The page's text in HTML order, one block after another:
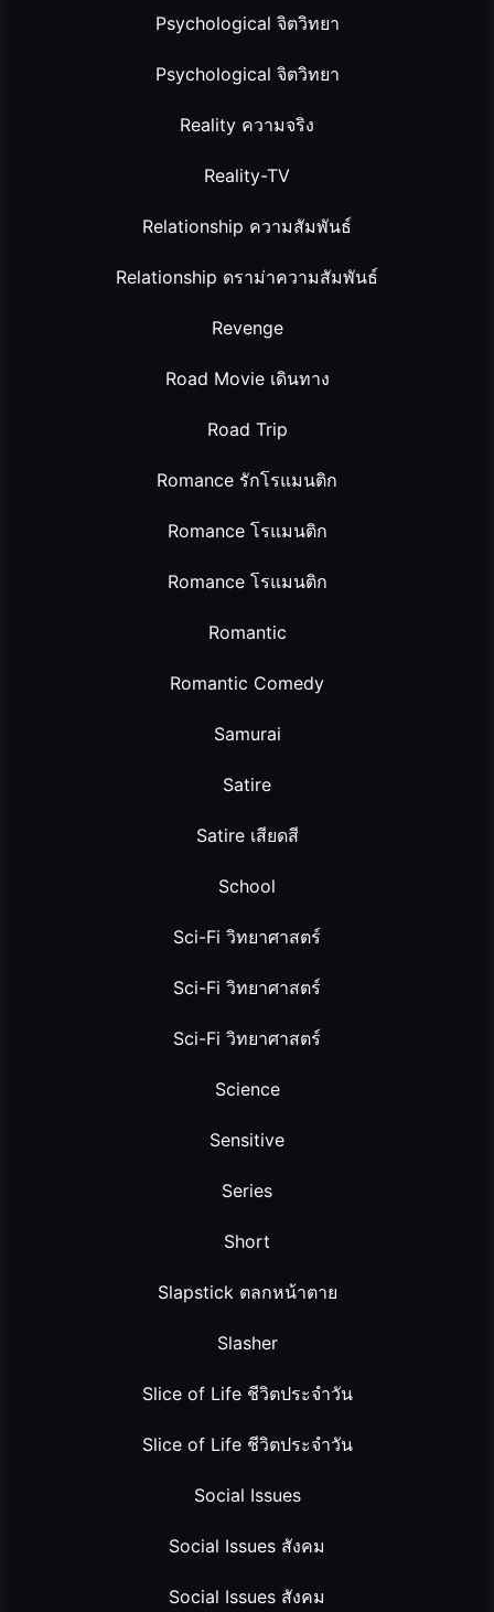
Psychological จิตวิทยา
Psychological จิตวิทยา
Reality ความจริง
Reality-TV
Relationship ความสัมพันธ์
Relationship ดราม่าความสัมพันธ์
Revenge
Road Movie เดินทาง
Road Trip
Romance รักโรแมนติก
Romance โรแมนติก
Romance โรแมนติก
Romantic
Romantic Comedy
Samurai
Satire
Satire เสียดสี
School
Sci-Fi วิทยาศาสตร์
Sci-Fi วิทยาศาสตร์
Sci-Fi วิทยาศาสตร์
Science
Sensitive
Series
Short
Slapstick ตลกหน้าตาย
Slasher
Slice of Life ชีวิตประจำวัน
Slice of Life ชีวิตประจำวัน
Social Issues
Social Issues สังคม
Social Issues สังคม